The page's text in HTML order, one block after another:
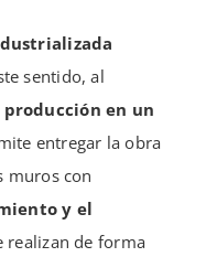
sentido, al
en un
entregar la obra
muros con
y el
realizan de forma